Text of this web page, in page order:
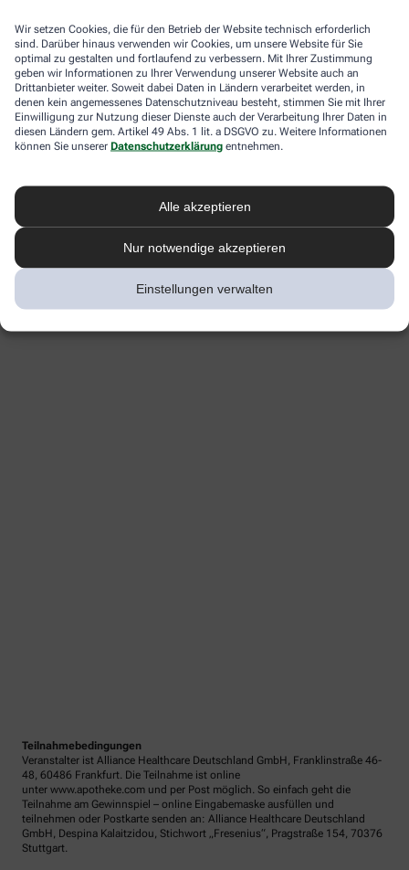
Wir setzen Cookies, die für den Betrieb der Website technisch erforderlich
sind. Darüber hinaus verwenden wir Cookies, um unsere Website für Sie
optimal zu gestalten und fortlaufend zu verbessern. Mit Ihrer Zustimmung
geben wir Informationen zu Ihrer Verwendung unserer Website auch an
Drittanbieter weiter. Soweit dabei Daten in Ländern verarbeitet werden, in
denen kein angemessenes Datenschutzniveau besteht, stimmen Sie mit Ihrer
Einwilligung zur Nutzung dieser Dienste auch der Verarbeitung Ihrer Daten in
diesen Ländern gem. Artikel 49 Abs. 1 lit. a DSGVO zu. Weitere Informationen
können Sie unserer Datenschutzerklärung entnehmen.
Alle akzeptieren
Nur notwendige akzeptieren
Einstellungen verwalten
Teilnahmebedingungen
Veranstalter ist Alliance Healthcare Deutschland GmbH, Franklinstraße 46-
48, 60486 Frankfurt. Die Teilnahme ist online
unter www.apotheke.com und per Post möglich. So einfach geht die
Teilnahme am Gewinnspiel – online Eingabemaske ausfüllen und
teilnehmen oder Postkarte senden an: Alliance Healthcare Deutschland
GmbH, Despina Kalaitzidou, Stichwort „Fresenius“, Pragstraße 154, 70376
Stuttgart.